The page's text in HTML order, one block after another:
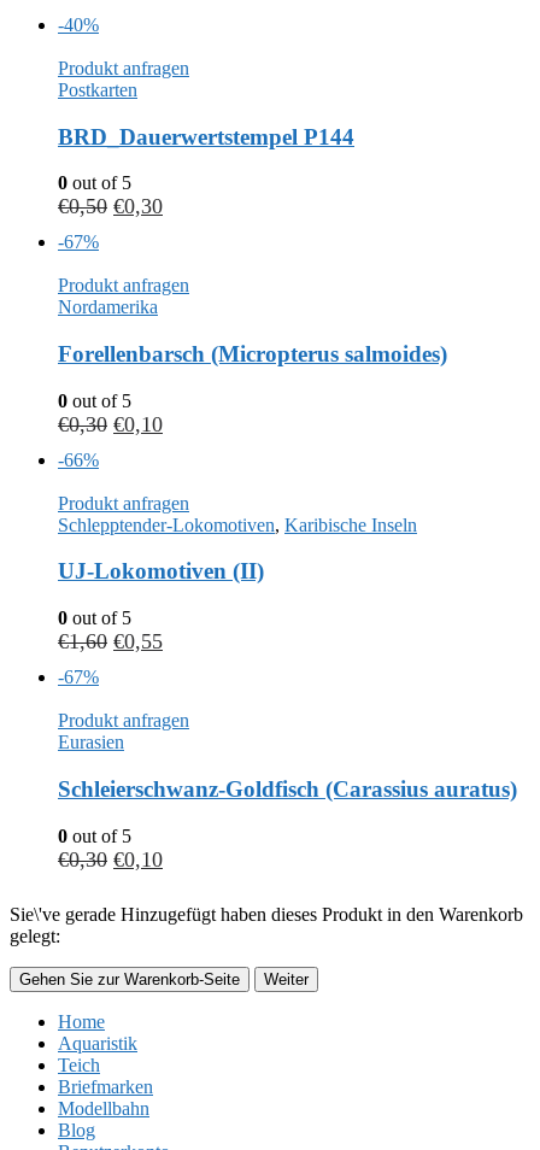
-40%
Produkt anfragen
Postkarten
BRD_Dauerwertstempel P144
0 out of 5
€0,50 €0,30
-67%
Produkt anfragen
Nordamerika
Forellenbarsch (Micropterus salmoides)
0 out of 5
€0,30 €0,10
-66%
Produkt anfragen
Schlepptender-Lokomotiven, Karibische Inseln
UJ-Lokomotiven (II)
0 out of 5
€1,60 €0,55
-67%
Produkt anfragen
Eurasien
Schleierschwanz-Goldfisch (Carassius auratus)
0 out of 5
€0,30 €0,10
Sie\'ve gerade Hinzugefügt haben dieses Produkt in den Warenkorb
gelegt:
Gehen Sie zur Warenkorb-Seite Weiter
Home
Aquaristik
Teich
Briefmarken
Modellbahn
Blog